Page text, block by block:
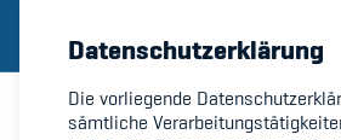
Member's Manual / FAQ
Datenschutzerklärung
Die vorliegende
sämtliche